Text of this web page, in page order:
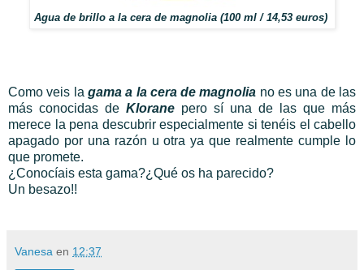
Agua de brillo a la cera de magnolia (100 ml / 14,53 euros)
Como veis la gama a la cera de magnolia no es una de las
más conocidas de Klorane pero sí una de las que más
merece la pena descubrir especialmente si tenéis el cabello
apagado por una razón u otra ya que realmente cumple lo
que promete.
¿Conocíais esta gama?¿Qué os ha parecido?
Un besazo!!
Vanesa en 12:37